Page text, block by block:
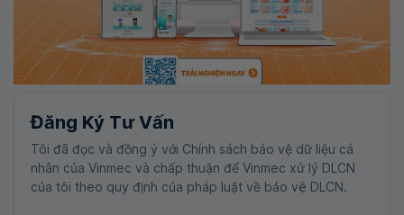
Đăng Ký Tư Vấn
Tôi đã đọc và đồng ý với Chính sách bảo vệ dữ liệu cá
nhân của Vinmec và chấp thuận để Vinmec xử lý DLCN
của tôi theo quy định của pháp luật về bảo vệ DLCN.